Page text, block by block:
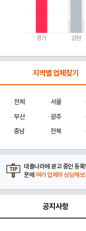
경기 강원
지역별 업체찾기
전체 서울
부산
광주
충남
전북
대출나라에 광고 중인 등
문에 여러 업체와 상담해보
공지사항